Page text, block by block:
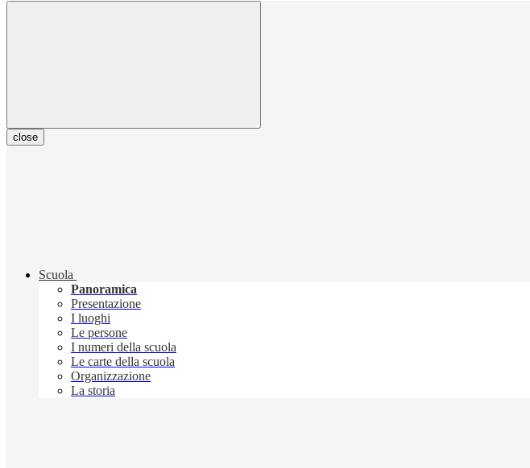
close
Scuola
Panoramica
Presentazione
I luoghi
Le persone
I numeri della scuola
Le carte della scuola
Organizzazione
La storia